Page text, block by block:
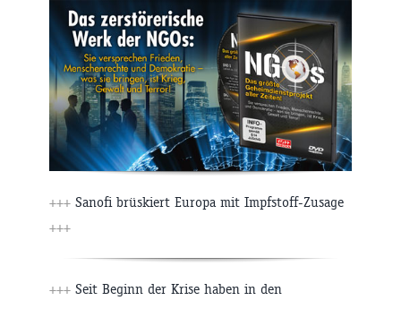
+++ Sanofi brüskiert Europa mit Impfstoff-Zusage
+++
+++ Seit Beginn der Krise haben in den